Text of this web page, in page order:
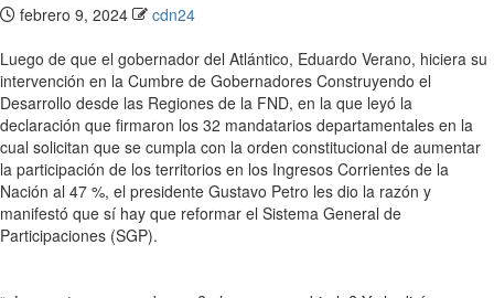
febrero 9, 2024
cdn24
Luego de que el gobernador del Atlántico, Eduardo Verano, hiciera su
intervención en la Cumbre de Gobernadores Construyendo el
Desarrollo desde las Regiones de la FND, en la que leyó la
declaración que firmaron los 32 mandatarios departamentales en la
cual solicitan que se cumpla con la orden constitucional de aumentar
la participación de los territorios en los Ingresos Corrientes de la
Nación al 47 %, el presidente Gustavo Petro les dio la razón y
manifestó que sí hay que reformar el Sistema General de
Participaciones (SGP).